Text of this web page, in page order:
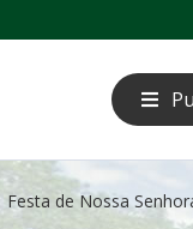
Festa de Nossa